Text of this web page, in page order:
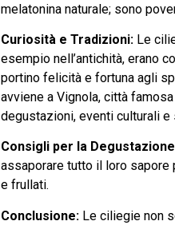
melatonina naturale; sono
Curiosità e Tradizioni: Le
esempio nell’antichità, erano
portino felicità e fortuna agli
avviene a Vignola, città
degustazioni, eventi culturali
Consigli per la
assaporare tutto il loro
e frullati.
Conclusione: Le ciliegie non